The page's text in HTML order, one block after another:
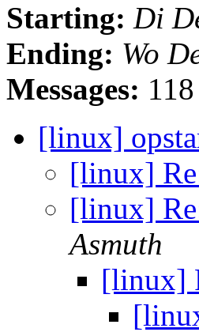
Starting: Di
Ending: Wo
Messages: 118
[linux]
[linux]
[linux]
Asmuth
[linux]